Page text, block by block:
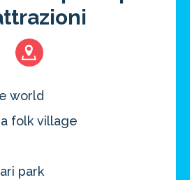
world
folk village
park